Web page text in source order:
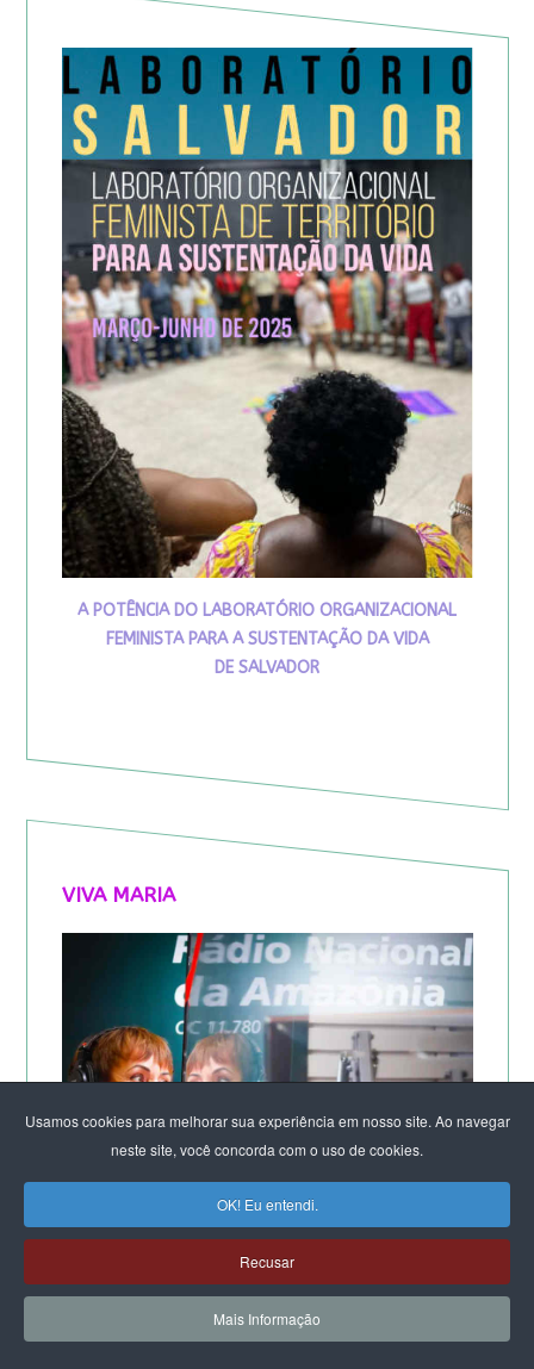
Usamos cookies para melhorar sua experiência em nosso site. Ao navegar
neste site, você concorda com o uso de cookies.
OK! Eu entendi.
Recusar
Mais Informação
A POTÊNCIA DO LABORATÓRIO ORGANIZACIONAL
FEMINISTA PARA A SUSTENTAÇÃO DA VIDA
DE SALVADOR
VIVA MARIA